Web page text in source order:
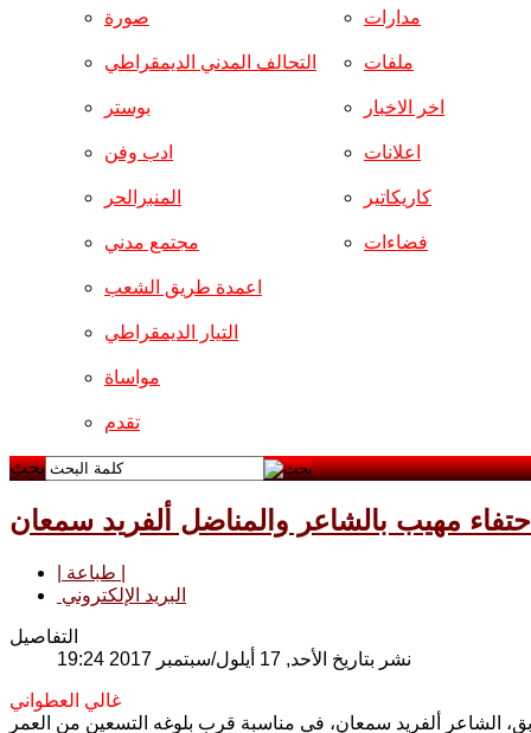
صورة
التحالف المدني الديمقراطي
بوستر
ادب وفن
المنبرالحر
مجتمع مدني
مدارات
ملفات
اخر الاخبار
اعلانات
كاريكاتير
فضاءات
اعمدة طريق الشعب
التيار الديمقراطي
مواساة
تقدم
بحث
مهيب بالشاعر والمناضل ألفريد سمعان
البريد الإلكتروني
التفاصيل
نشر بتاريخ الأحد, 17 أيلول/سبتمبر 2017 19:24
غالي العطواني